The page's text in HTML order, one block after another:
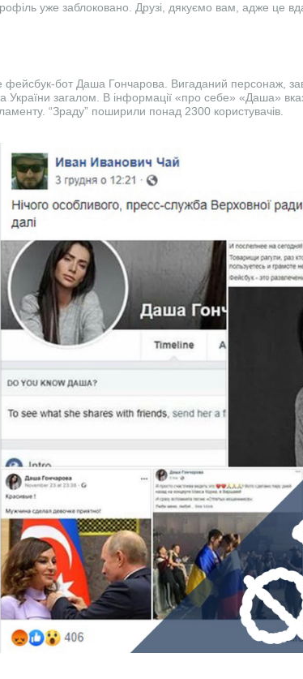
уже заблоковано. Друзі, дякуємо вам, адже це
бот Даша Гончарова. Вигаданий персонаж,
України загалом. В інформації «про себе» «Даша»
“Зраду” поширили понад 2300 користувачів.